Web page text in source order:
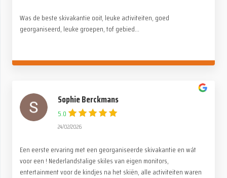
Was de beste skivakantie ooit, leuke activiteiten, goed
georganiseerd, leuke groepen, tof gebied...
Sophie Berckmans
5.0
24/02/2026
Een eerste ervaring met een georganiseerde skivakantie en wát
voor een ! Nederlandstalige skiles van eigen monitors,
entertainment voor de kindjes na het skiën, alle activiteiten waren